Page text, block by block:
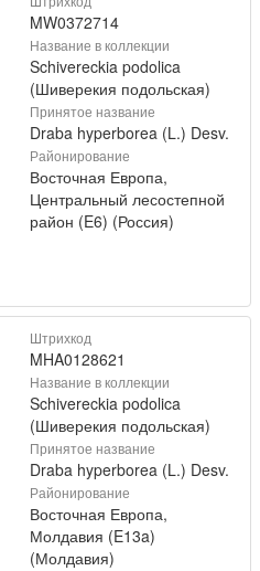
MW0372714
Название в коллекции
Schivereckia podolica
(Шиверекия подольская)
Принятое название
Draba hyperborea (L.) Desv.
Районирование
Восточная Европа,
Центральный лесостепной
район (E6) (Россия)
Штрихкод
MHA0128621
Название в коллекции
Schivereckia podolica
(Шиверекия подольская)
Принятое название
Draba hyperborea (L.) Desv.
Районирование
Восточная Европа,
Молдавия (E13a)
(Молдавия)